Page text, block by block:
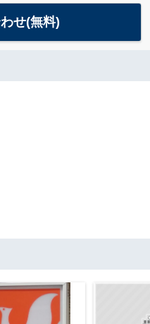
せ(無料)